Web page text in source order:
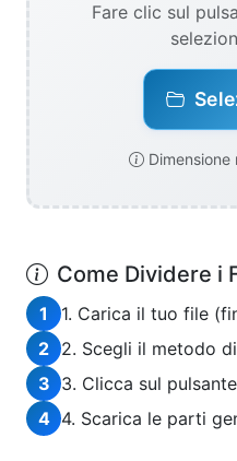
Fare clic sul
Dimensione
Come Dividere i
1
1. Carica il tuo file
2 2. Scegli il metodo
3 3. Clicca sul
4 4. Scarica le parti